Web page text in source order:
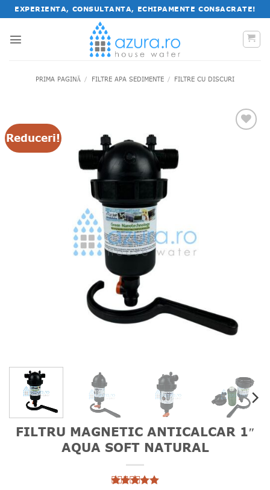
Salt
la
conținut
EXPERIENTA, CONSULTANTA, ECHIPAMENTE CONSACRATE!
PRIMA PAGINĂ / FILTRE APA SEDIMENTE / FILTRE CU DISCURI
Reduceri!
FILTRU MAGNETIC ANTICALCAR 1″
AQUA SOFT NATURAL